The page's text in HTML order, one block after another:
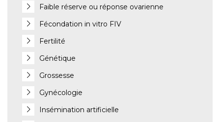
Faible réserve ou réponse ovarienne
Fécondation in vitro FIV
Fertilité
Génétique
Grossesse
Gynécologie
Insémination artificielle